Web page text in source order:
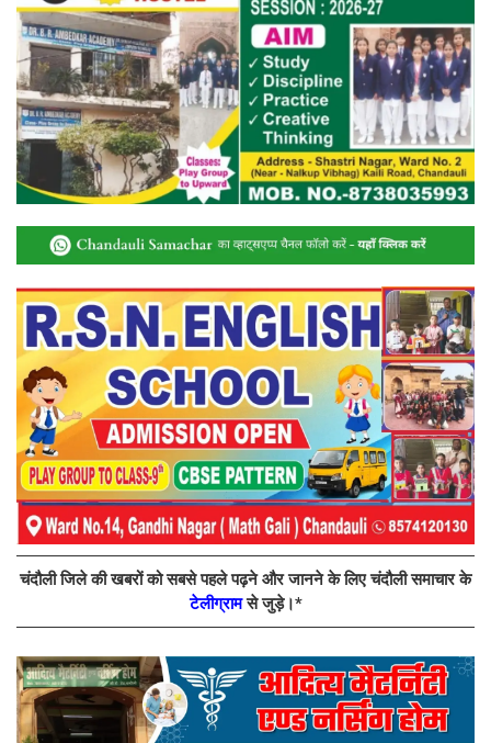
चंदौली जिले की खबरों को सबसे पहले पढ़ने और जानने के लिए चंदौली समाचार के
टेलीग्रामसे जुड़े।*